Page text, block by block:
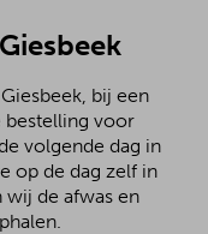
bij een
bestelling voor
volgende dag in
op de dag zelf in
de afwas en